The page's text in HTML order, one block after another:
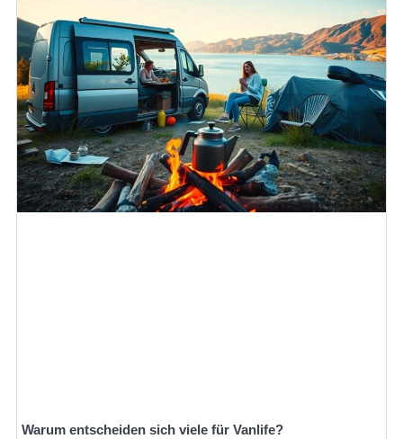
Warum entscheiden sich viele für Vanlife?